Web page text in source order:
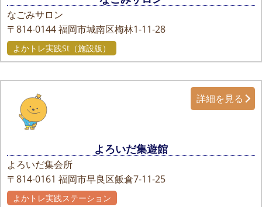
なごみサロン
〒814-0144福岡市城南区梅林1-11-28
よかトレ実践St（施設版）
よろいだ集遊館
よろいだ集会所
〒814-0161 福岡市早良区飯倉7-11-25
詳細を見る
よかトレ実践ステーション